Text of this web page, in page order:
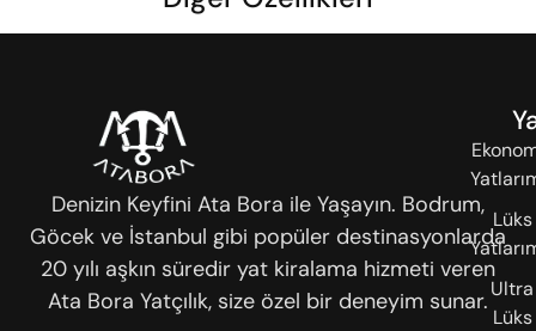
Denizin Keyfini Ata Bora ile Yaşayın. Bodrum,
Göcek ve İstanbul gibi popüler destinasyonlarda
20 yılı aşkın süredir yat kiralama hizmeti veren
Ata Bora Yatçılık, size özel bir deneyim sunar.
Lüks
Ultra
Lüks